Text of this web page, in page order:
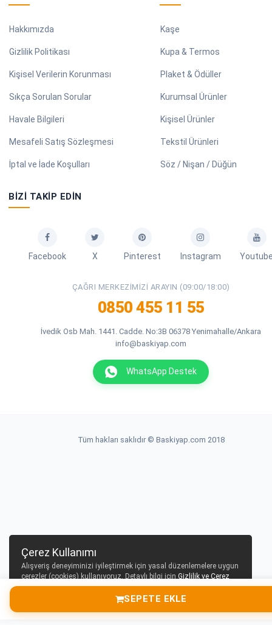
SEPETE EKLE
Hakkımızda
Gizlilik Politikası
Kişisel Verilerin Korunması
Sıkça Sorulan Sorular
Havale Bilgileri
Mesafeli Satış Sözleşmesi
İptal ve İade Koşulları
Kaşe
Kupa & Termos
Plaket & Ödüller
Kurumsal Ürünler
Kişisel Ürünler
Tekstil Ürünleri
Söz / Nişan / Düğün
BIZI TAKIP EDIN
Facebook X Pinterest Instagram
ÇAĞRI MERKEZIMIZI ARAYIN (09:00/18:00)
0850 455 11 55
İvedik Osb Mah. 1441. Cadde. No:3B 06378 Yenimahalle/Ankara
info@baskiyap.com
WhatsApp Destek
Tüm hakları saklıdır © Baskiyap.com 2018
Çerez Kullanımı
Alışveriş deneyiminizi iyileştirmek için yasal düzenlemelere uygun
çerezler (cookies) kullanıyoruz. Detaylı bilgi için Gizlilik ve Çerez
Politikasısayfamızı inceleyebilirsiniz.